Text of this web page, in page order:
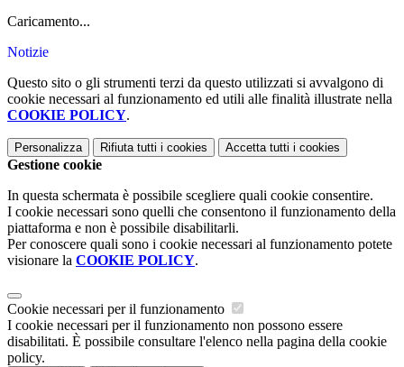
Caricamento...
Notizie
Questo sito o gli strumenti terzi da questo utilizzati si avvalgono di
cookie necessari al funzionamento ed utili alle finalità illustrate nella
COOKIE POLICY.
Personalizza Rifiuta tutti i cookies Accetta tutti i cookies
Gestione cookie
In questa schermata è possibile scegliere quali cookie consentire.
I cookie necessari sono quelli che consentono il funzionamento della
piattaforma e non è possibile disabilitarli.
Per conoscere quali sono i cookie necessari al funzionamento potete
visionare la COOKIE POLICY.
Cookie necessari per il funzionamento
I cookie necessari per il funzionamento non possono essere
disabilitati. È possibile consultare l'elenco nella pagina della cookie
policy.